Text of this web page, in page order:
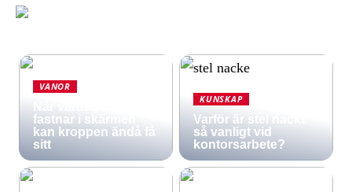
VANOR
fastnar i skärmen
kan kroppen ändå få
sitt
KUNSKAP
Varför är stel nacke
så vanligt vid
kontorsarbete?